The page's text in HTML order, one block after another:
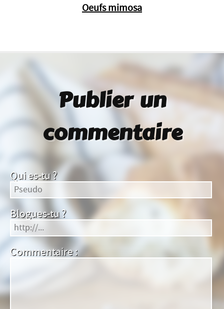
Oeufs mimosa
Publier un
commentaire
Qui es-tu ?
Blogues-tu ?
Commentaire :